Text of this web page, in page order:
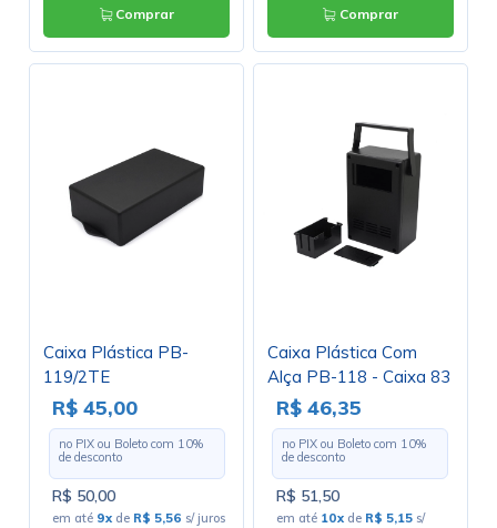
Comprar Comprar
Caixa Plástica PB-
119/2TE
R$ 45,00
no PIX ou Boleto com 10%
de desconto
R$ 50,00
em até 9x de R$ 5,56 s/ juros
Caixa Plástica Com
Alça PB-118 - Caixa 83
R$ 46,35
no PIX ou Boleto com 10%
de desconto
R$ 51,50
em até 10x de R$ 5,15 s/